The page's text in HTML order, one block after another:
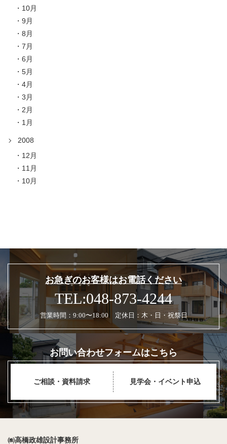
10月
9月
8月
7月
6月
5月
4月
3月
2月
1月
2008
12月
11月
10月
お急ぎのお客様はお電話ください
TEL:048-873-4244
営業時間：9:00〜18:00 定休日：木・日・祝祭日
お問い合わせフォームはこちら
ご相談・資料請求 見学会・イベント申込
㈱高橋政雄設計事務所